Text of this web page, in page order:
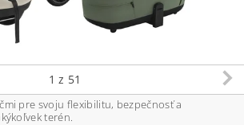
1 z 51
pre svoju flexibilitu, bezpečnosť a
terén.